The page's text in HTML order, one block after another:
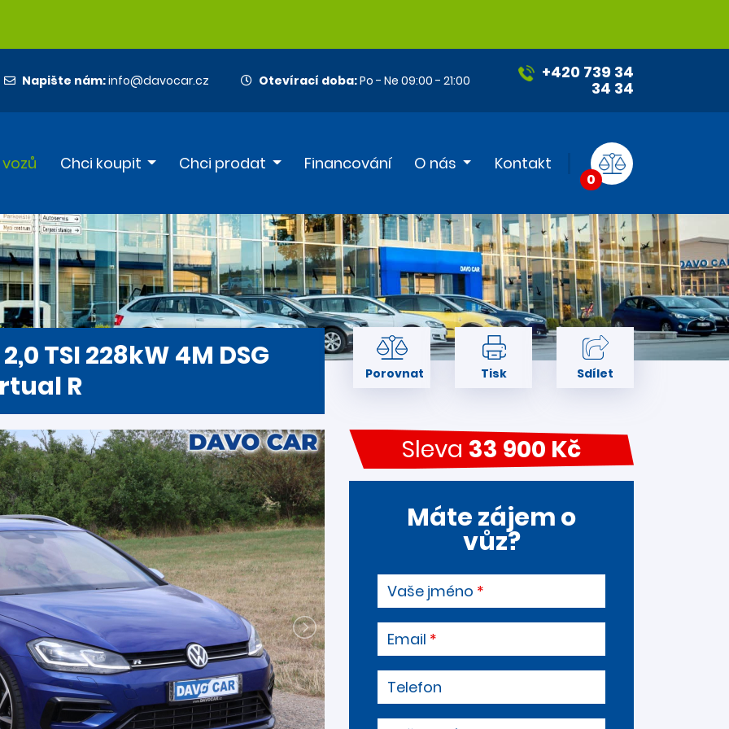
Napište nám:info@davocar.cz Otevírací doba:Po - Ne 09:00 - 21:00 +420 739 34
34 34
Chci koupit Chci prodat Financování O nás Kontakt
0
TSI 228kW 4M DSG
R
Porovnat Tisk Sdílet
Sleva 33 900 Kč
Máte zájem o
vůz?
Vaše jméno
Email
Telefon